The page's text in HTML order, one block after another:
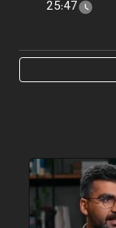
25:47